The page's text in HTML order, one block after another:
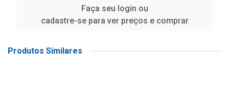
Faça seu login ou
cadastre-se para ver preços e comprar
Produtos Similares